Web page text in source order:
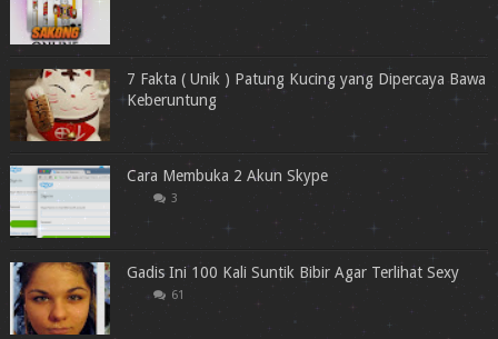
7 Fakta ( Unik ) Patung Kucing yang Dipercaya Bawa
Keberuntung
Cara Membuka 2 Akun Skype
3
Gadis Ini 100 Kali Suntik Bibir Agar Terlihat Sexy
61